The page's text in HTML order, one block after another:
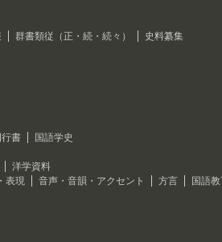
群書類従（正・続・続々）
史料纂集
行書
国語学史
洋学資料
表現 音声・音韻・アクセント 方言
国語